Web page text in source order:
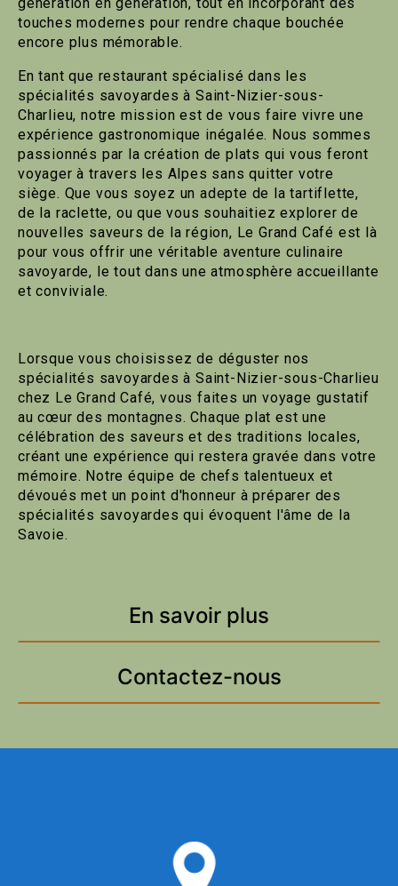
touches modernes pour rendre chaque bouchée
encore plus mémorable.
En tant que restaurant spécialisé dans les
spécialités savoyardes à Saint-Nizier-sous-
Charlieu, notre mission est de vous faire vivre une
expérience gastronomique inégalée. Nous sommes
passionnés par la création de plats qui vous feront
voyager à travers les Alpes sans quitter votre
siège. Que vous soyez un adepte de la tartiflette,
de la raclette, ou que vous souhaitiez explorer de
nouvelles saveurs de la région, Le Grand Café est là
pour vous offrir une véritable aventure culinaire
savoyarde, le tout dans une atmosphère accueillante
et conviviale.
Lorsque vous choisissez de déguster nos
spécialités savoyardes à Saint-Nizier-sous-Charlieu
chez Le Grand Café, vous faites un voyage gustatif
au cœur des montagnes. Chaque plat est une
célébration des saveurs et des traditions locales,
créant une expérience qui restera gravée dans votre
mémoire. Notre équipe de chefs talentueux et
dévoués met un point d'honneur à préparer des
spécialités savoyardes qui évoquent l'âme de la
Savoie.
En savoir plus
Contactez-nous